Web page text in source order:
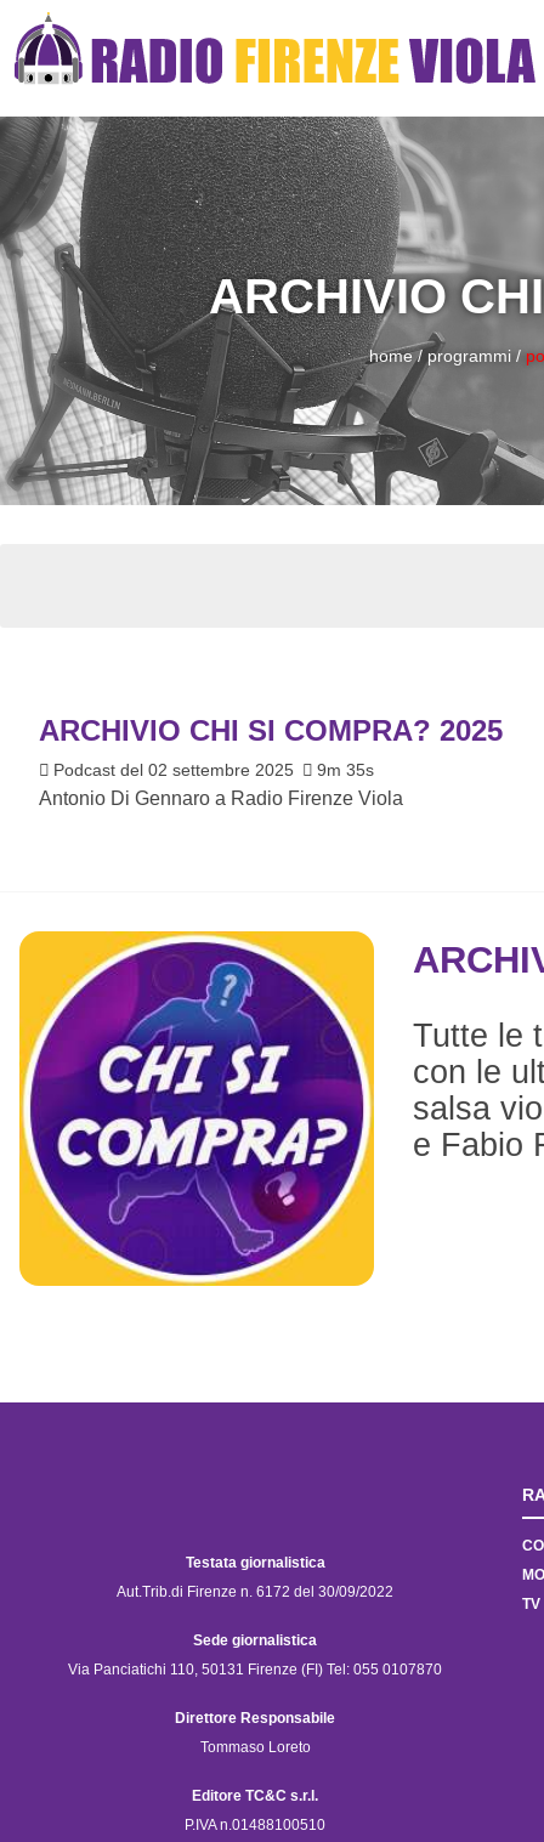
ARCHIVIO
home/ programmi /
ARCHIVIO CHI SI COMPRA? 2025
Podcast del 02 settembre 2025 9m 35s
Antonio Di Gennaro a Radio Firenze Viola
Tutte le
con le
salsa
e Fabio
Testata giornalistica
Aut.Trib.di Firenze n. 6172 del 30/09/2022
Sede giornalistica
Via Panciatichi 110, 50131 Firenze (FI) Tel: 055 0107870
Direttore Responsabile
Tommaso Loreto
Editore TC&C s.r.l.
P.IVA n.01488100510
TV